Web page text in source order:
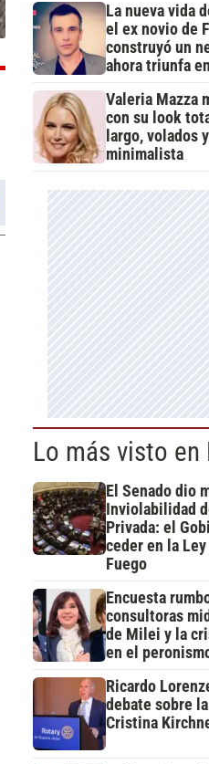
La nueva vida
el ex novio de
construyó un
ahora triunfa
Valeria Mazza
con su look
largo, volados
minimalista
Lo más visto en
El Senado dio
Inviolabilidad
Privada: el
ceder en la
Fuego
Encuesta
consultoras
de Milei y la
en el
Ricardo
debate sobre
Cristina